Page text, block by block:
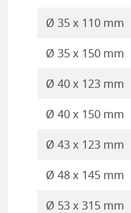
Ø 35 x 110 mm
Ø 35 x 150 mm
Ø 40 x 123 mm
Ø 40 x 150 mm
Ø 43 x 123 mm
Ø 48 x 145 mm
Ø 53 x 315 mm